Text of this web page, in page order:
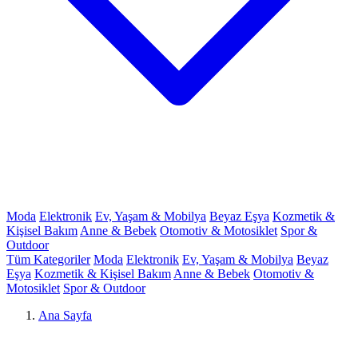
Moda Elektronik Ev, Yaşam & Mobilya Beyaz Eşya Kozmetik &
Kişisel Bakım Anne & Bebek Otomotiv & Motosiklet Spor &
Outdoor
Tüm Kategoriler Moda Elektronik Ev, Yaşam & Mobilya Beyaz
Eşya Kozmetik & Kişisel Bakım Anne & Bebek Otomotiv &
Motosiklet Spor & Outdoor
Ana Sayfa